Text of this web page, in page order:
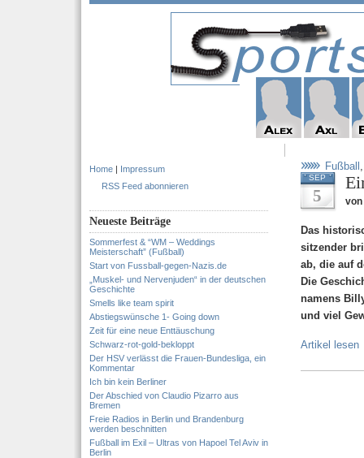
Home | Impressum
RSS Feed abonnieren
Neueste Beiträge
Sommerfest & “WM – Weddings
Meisterschaft” (Fußball)
Start von Fussball-gegen-Nazis.de
„Muskel- und Nervenjuden“ in der deutschen
Geschichte
Smells like team spirit
Abstiegswünsche 1- Going down
Zeit für eine neue Enttäuschung
Schwarz-rot-gold-bekloppt
Der HSV verlässt die Frauen-Bundesliga, ein
Kommentar
Ich bin kein Berliner
Der Abschied von Claudio Pizarro aus
Bremen
Freie Radios in Berlin und Brandenburg
werden beschnitten
Fußball im Exil – Ultras von Hapoel Tel Aviv in
Berlin
Fußball
SEP
5 von
Das
sitzender
ab, die auf
Die
namens
und viel
Artikel lesen